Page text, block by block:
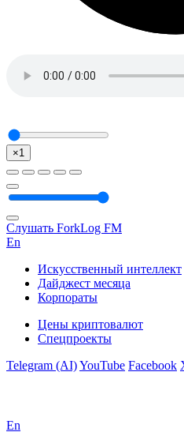
×1
Слушать ForkLog FM
En
Искусственный интеллект
Дайджест месяца
Корпораты
Цены криптовалют
Спецпроекты
Telegram (AI)YouTube Facebook
En